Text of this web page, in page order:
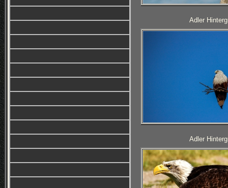
Adler
Adler